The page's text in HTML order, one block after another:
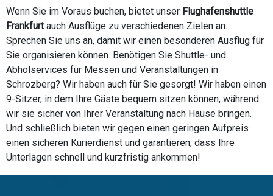
Wenn Sie im Voraus buchen, bietet unser Flughafenshuttle
Frankfurtauch Ausflüge zu verschiedenen Zielen an.
Sprechen Sie uns an, damit wir einen besonderen Ausflug für
Sie organisieren können. Benötigen Sie Shuttle- und
Abholservices für Messen und Veranstaltungen in
Schrozberg? Wir haben auch für Sie gesorgt! Wir haben einen
9-Sitzer, in dem Ihre Gäste bequem sitzen können, während
wir sie sicher von Ihrer Veranstaltung nach Hause bringen.
Und schließlich bieten wir gegen einen geringen Aufpreis
einen sicheren Kurierdienst und garantieren, dass Ihre
Unterlagen schnell und kurzfristig ankommen!